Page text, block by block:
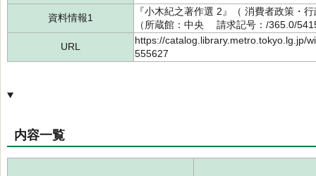
資料情報1
『小木紀之著作選 2』（ 消費者政策
（所蔵館：中央 請求記号：/365.0/
URL
https://catalog.library.metro.tokyo.lg.jp/
555627
内容一覧